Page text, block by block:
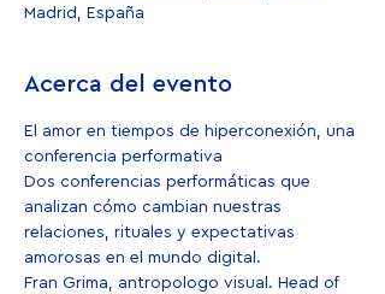
Madrid, España
Acerca del evento
El amor en tiempos de hiperconexión, una
conferencia performativa
Dos conferencias performáticas que
analizan cómo cambian nuestras
relaciones, rituales y expectativas
amorosas en el mundo digital.
Fran Grima, antropologo visual. Head of